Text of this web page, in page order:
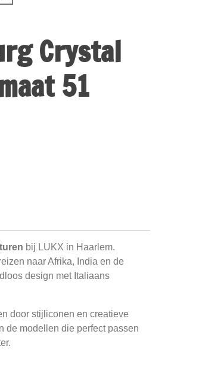
Crystal
51
bij LUKX in Haarlem.
naar Afrika, India en de
design met Italiaans
door stijliconen en creatieve
de modellen die perfect passen